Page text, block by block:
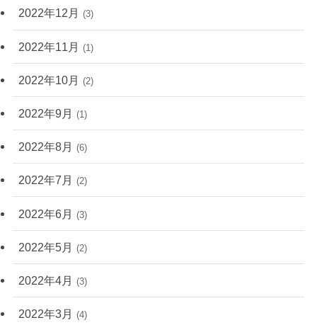
2022年12月 (3)
2022年11月 (1)
2022年10月 (2)
2022年9月 (1)
2022年8月 (6)
2022年7月 (2)
2022年6月 (3)
2022年5月 (2)
2022年4月 (3)
2022年3月 (4)